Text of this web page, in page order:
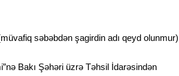
səbəbdən şagirdin adı qeyd olunmur)
Bakı Şəhəri üzrə Təhsil İdarəsindən